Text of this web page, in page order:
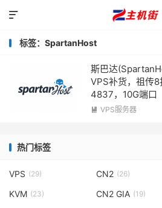

标签：SpartanHost
斯巴达
VPS补货，祖传
4837，10G端口
 VPS服务器
热门标签
VPS (29) CN2 (26)
KVM (23) CN2 GIA (19)